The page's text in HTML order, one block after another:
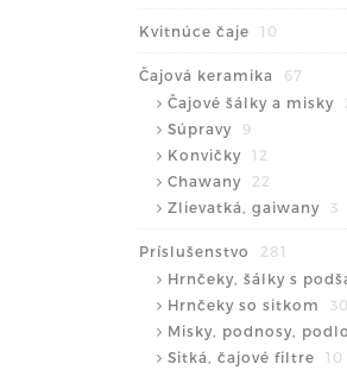
Kvitnúce čaje 10
Čajová keramika
67
Čajové šálky a misky
Súpravy
9
Konvičky
12
Chawany
22
Zlievatká, gaiwany
3
Príslušenstvo
281
Hrnčeky, šálky s
Hrnčeky so sitkom
30
Misky, podnosy,
Sitká, čajové filtre
10